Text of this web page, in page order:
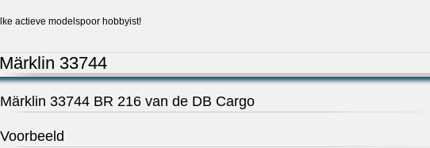
actieve modelspoor hobbyist!
Märklin 33744
Märklin 33744 BR 216 van de DB Cargo
Voorbeeld